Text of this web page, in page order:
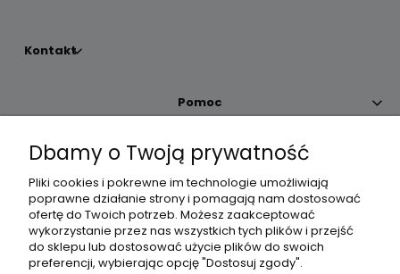
Kontakt
Pomoc
Moje konto
Płatności i dostawa
Informacje
Dbamy o Twoją prywatność
Pliki cookies i pokrewne im technologie umożliwiają
poprawne działanie strony i pomagają nam dostosować
ofertę do Twoich potrzeb. Możesz zaakceptować
wykorzystanie przez nas wszystkich tych plików i przejść
do sklepu lub dostosować użycie plików do swoich
preferencji, wybierając opcję "Dostosuj zgody".